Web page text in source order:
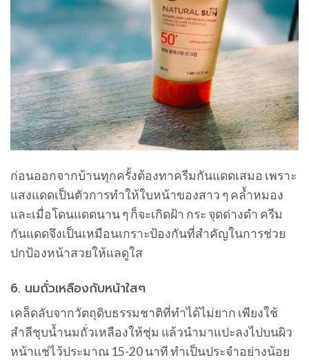
ก่อนออกจากบ้านทุกครั้งต้องทาครีมกันแดดเสมอ เพราะ
แสงแดดเป็นตัวการทำให้ใบหน้าของสาว ๆ คล้ำหมอง
และเมื่อโดนแดดนาน ๆ ก็จะเกิดฝ้า กระ จุดด่างดำ ครีม
กันแดดจึงเป็นเหมือนเกราะป้องกันที่สำคัญในการช่วย
ปกป้องหน้าสวยให้แลดูใส
6. นมถั่วเหลืองกับหน้าใสๆ
เคล็ดลับจากวัตถุดิบธรรมชาติที่ทำได้ไม่ยาก เพียงใช้
สำลีชุบน้ำนมถั่วเหลืองให้ชุ่ม แล้วนำมาแปะลงไปบนผิว
หน้าแช่ไว้ประมาณ 15-20 นาที ทำเป็นประจำอย่างน้อย